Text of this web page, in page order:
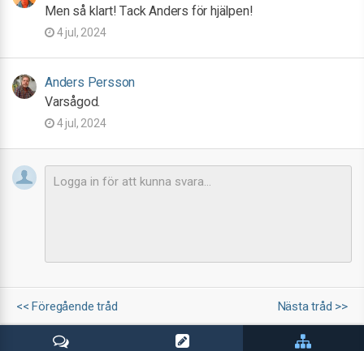
Men så klart! Tack Anders för hjälpen!
4 jul, 2024
Anders Persson
Varsågod.
4 jul, 2024
<< Föregående tråd Nästa tråd >>